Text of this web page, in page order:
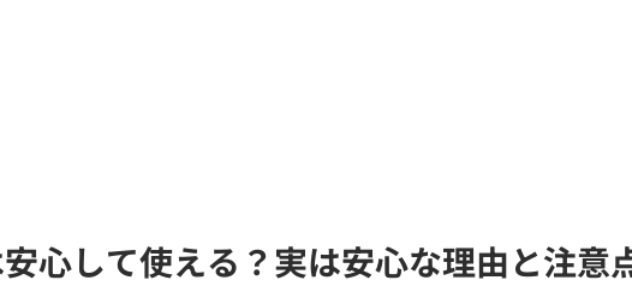
心して使える？実は安心な理由と注意